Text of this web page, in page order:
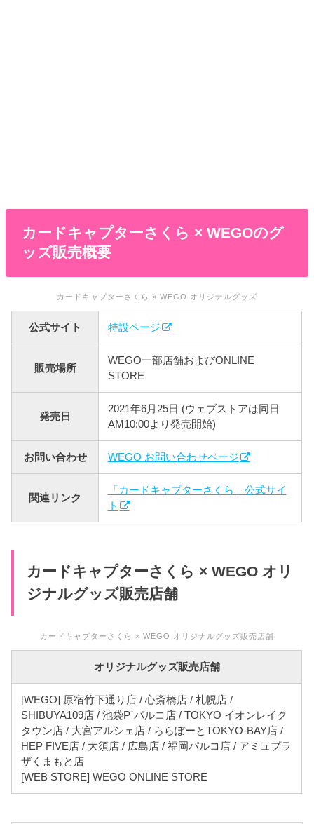
カードキャプターさくら × WEGOのグ
ッズ販売概要
カードキャプターさくら × WEGO オリジナルグッズ
公式サイト 特設ページ
販売場所
WEGO一部店舗およびONLINE
STORE
発売日
2021年6月25日 (ウェブストアは同日
AM10:00より発売開始)
お問い合わせ WEGO お問い合わせページ
関連リンク
「カードキャプターさくら」公式サイ
ト
カードキャプターさくら × WEGO オリ
ジナルグッズ販売店舗
カードキャプターさくら × WEGO オリジナルグッズ販売店舗
オリジナルグッズ販売店舗
[WEGO] 原宿竹下通り店 / 心斎橋店 / 札幌店 /
SHIBUYA109店 / 池袋P´パルコ店 / TOKYO イオンレイク
タウン店 / 大宮アルシェ店 / ららぽーとTOKYO-BAY店 /
HEP FIVE店 / 大須店 / 広島店 / 福岡パルコ店 / アミュプラ
ザくまもと店
[WEB STORE] WEGO ONLINE STORE